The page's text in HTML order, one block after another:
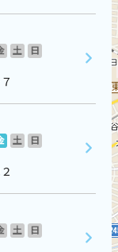
土
日
土
日
土
日